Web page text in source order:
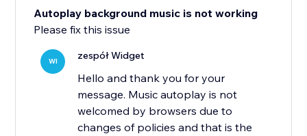
Autoplay background music is not working
Please fix this issue
WI zespół Widget
Hello and thank you for your
message. Music autoplay is not
welcomed by browsers due to
changes of policies and that is the